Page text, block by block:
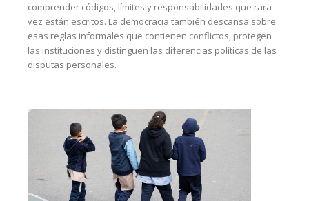
comprender códigos, límites y responsabilidades que rara
vez están escritos. La democracia también descansa sobre
esas reglas informales que contienen conflictos, protegen
las instituciones y distinguen las diferencias políticas de las
disputas personales.